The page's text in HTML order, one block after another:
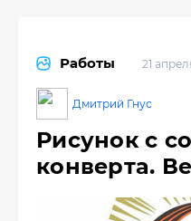
Работы 21
Дмитрий Гнус
Рисунок с
конверта.